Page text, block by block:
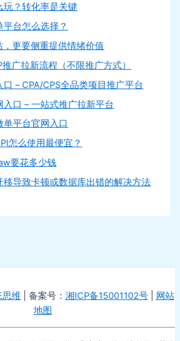
玩？转化率是关键
台怎么选择？
，更要侧重提供情绪价值
广拉新流程（不限推广方式）
– CPA/CPS全品类项目推广平台
入口 – 一站式推广拉新平台
单平台官网入口
怎么使用最便宜？
要花多少钱
移导致卡顿或数据库出错的解决方法
思维 | 备案号： 湘ICP备15001102号| 网站
地图